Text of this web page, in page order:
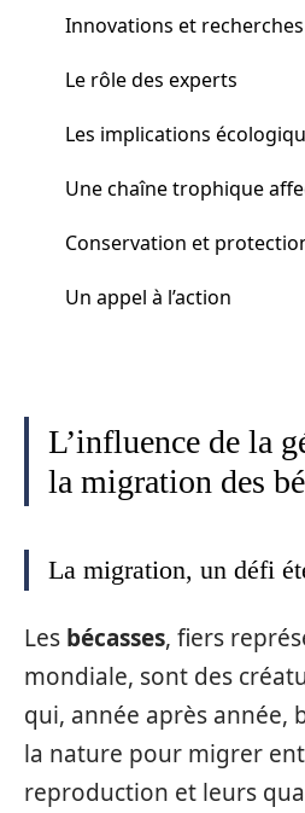
Innovations et
Le rôle des experts
Les implications
Une chaîne trophique
Conservation et
Un appel à l’action
L’influence de la
la migration des
La migration, un défi
Les bécasses, fiers
mondiale, sont des
qui, année après année,
la nature pour migrer
reproduction et leurs